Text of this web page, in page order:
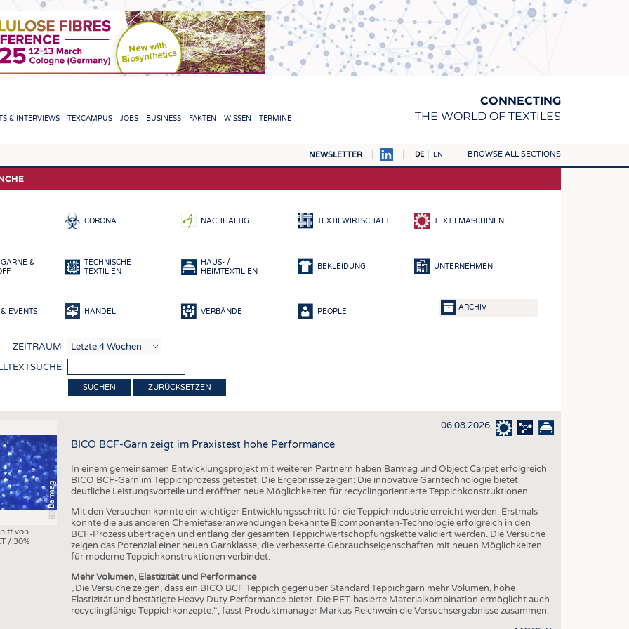
CONNECTING
THE WORLD OF TEXTILES
& INTERVIEWS TEXCAMPUS JOBS BUSINESS FAKTEN WISSEN TERMINE
NEWSLETTER DE EN BROWSE ALL SECTIONS
TEXTILE LEADERSHIP FASERN
GEWEBE
VLIESSTOFFE
NACHHALTIGKEIT
KREISLAUFWIRTSCHAFT
TECHNISCHE TEXTILIEN
SMART TEXTILES
MEDIZIN
BEKLEIDUNG
TESTS
CORONA NACHHALTIG TEXTILWIRTSCHAFT TEXTILMASCHINEN
&
TECHNISCHE
TEXTILIEN
HAUS- /
HEIMTEXTILIEN
BEKLEIDUNG UNTERNEHMEN
EVENTS HANDEL VERBÄNDE PEOPLE ARCHIV
ZEITRAUM
ZURÜCKSETZEN
(c) Barmag
von
/ 30%
06.08.2026
BICO BCF-Garn zeigt im Praxistest hohe Performance
In einem gemeinsamen Entwicklungsprojekt mit weiteren Partnern haben Barmag und Object Carpet erfolgreich
BICO BCF-Garn im Teppichprozess getestet. Die Ergebnisse zeigen: Die innovative Garntechnologie bietet
deutliche Leistungsvorteile und eröffnet neue Möglichkeiten für recyclingorientierte Teppichkonstruktionen.
Mit den Versuchen konnte ein wichtiger Entwicklungsschritt für die Teppichindustrie erreicht werden. Erstmals
konnte die aus anderen Chemiefaseranwendungen bekannte Bicomponenten-Technologie erfolgreich in den
BCF-Prozess übertragen und entlang der gesamten Teppichwertschöpfungskette validiert werden. Die Versuche
zeigen das Potenzial einer neuen Garnklasse, die verbesserte Gebrauchseigenschaften mit neuen Möglichkeiten
für moderne Teppichkonstruktionen verbindet.
Mehr Volumen, Elastizität und Performance
„Die Versuche zeigen, dass ein BICO BCF Teppich gegenüber Standard Teppichgarn mehr Volumen, hohe
Elastizität und bestätigte Heavy Duty Performance bietet. Die PET-basierte Materialkombination ermöglicht auch
recyclingfähige Teppichkonzepte.“, fasst Produktmanager Markus Reichwein die Versuchsergebnisse zusammen.